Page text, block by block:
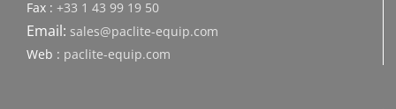
Fax : +33 1 43 99 19 50
Email: sales@paclite-equip.com
Web : paclite-equip.com